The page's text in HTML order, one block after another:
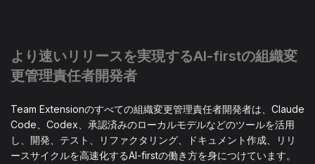
より速いリリースを実現するAI-firstの組織変
更管理責任者開発者
Team Extensionのすべての組織変更管理責任者開発者は、Claude
Code、Codex、承認済みのローカルモデルなどのツールを活用
し、開発、テスト、リファクタリング、ドキュメント作成、リリ
ースサイクルを高速化するAI-firstの働き方を身につけています。